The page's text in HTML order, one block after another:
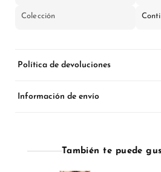
Colección
Política de devoluciones
Información de envío
También te puede